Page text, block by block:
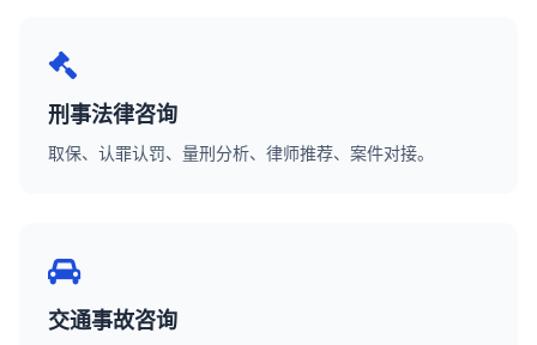
刑事法律咨询
取保、认罪认罚、量刑分析、律师推荐、案件对接。
交通事故咨询